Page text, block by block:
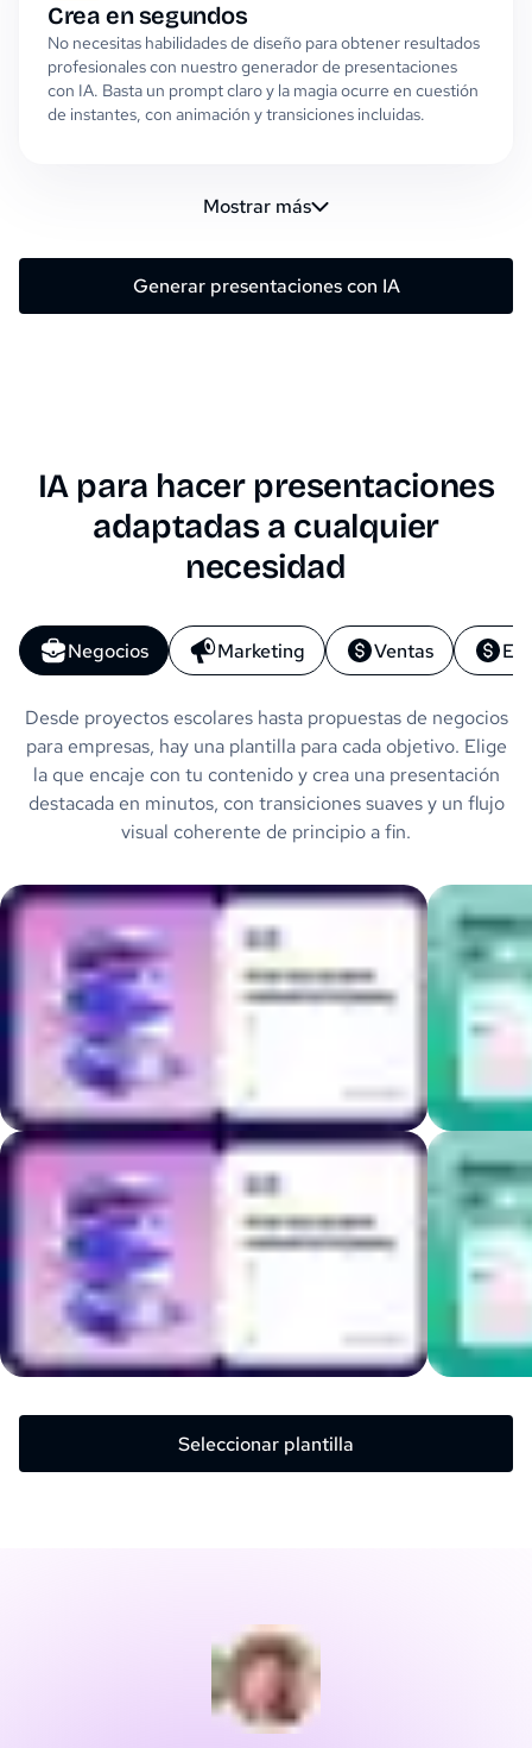
Crea en segundos
No necesitas habilidades de diseño para obtener resultados
profesionales con nuestro generador de presentaciones
con IA. Basta un prompt claro y la magia ocurre en cuestión
de instantes, con animación y transiciones incluidas.
Mostrar más
Generar presentaciones con IA
IA para hacer presentaciones
adaptadas a cualquier
necesidad
Negocios Marketing Ventas
Desde proyectos escolares hasta propuestas de negocios
para empresas, hay una plantilla para cada objetivo. Elige
la que encaje con tu contenido y crea una presentación
destacada en minutos, con transiciones suaves y un flujo
visual coherente de principio a fin.
Seleccionar plantilla